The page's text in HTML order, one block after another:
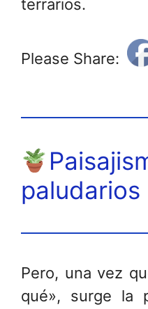
terrarios.
Please Share:
paludarios
Pero, una vez
qué», surge la